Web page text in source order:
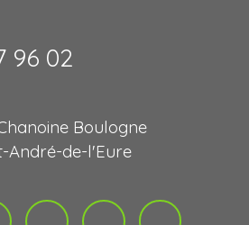
96 02
Boulogne
André-de-l'Eure